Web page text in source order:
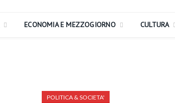
ECONOMIA E MEZZOGIORNO CULTURA
POLITICA & SOCIETA'